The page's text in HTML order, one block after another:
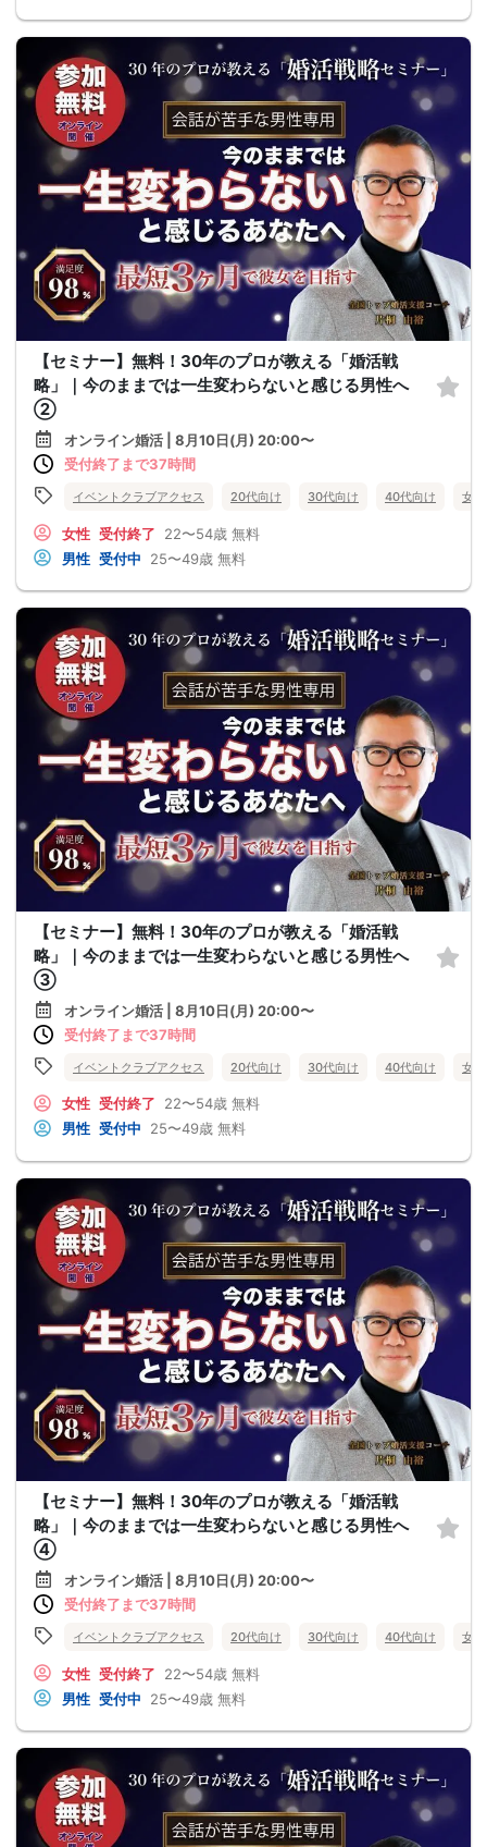
【セミナー】無料！30年のプロが教える「婚活戦
略」｜今のままでは一生変わらないと感じる男性へ
②
オンライン婚活 | 8月10日(月) 20:00〜
受付終了まで37時間
イベントクラブアクセス 20代向け 30代向け 40代向け 女
女性 受付終了 22〜54歳 無料
男性 受付中 25〜49歳 無料
【セミナー】無料！30年のプロが教える「婚活戦
略」｜今のままでは一生変わらないと感じる男性へ
③
オンライン婚活 | 8月10日(月) 20:00〜
受付終了まで37時間
イベントクラブアクセス 20代向け 30代向け 40代向け 女
女性 受付終了 22〜54歳 無料
男性 受付中 25〜49歳 無料
【セミナー】無料！30年のプロが教える「婚活戦
略」｜今のままでは一生変わらないと感じる男性へ
④
オンライン婚活 | 8月10日(月) 20:00〜
受付終了まで37時間
イベントクラブアクセス 20代向け 30代向け 40代向け 女
女性 受付終了 22〜54歳 無料
男性 受付中 25〜49歳 無料